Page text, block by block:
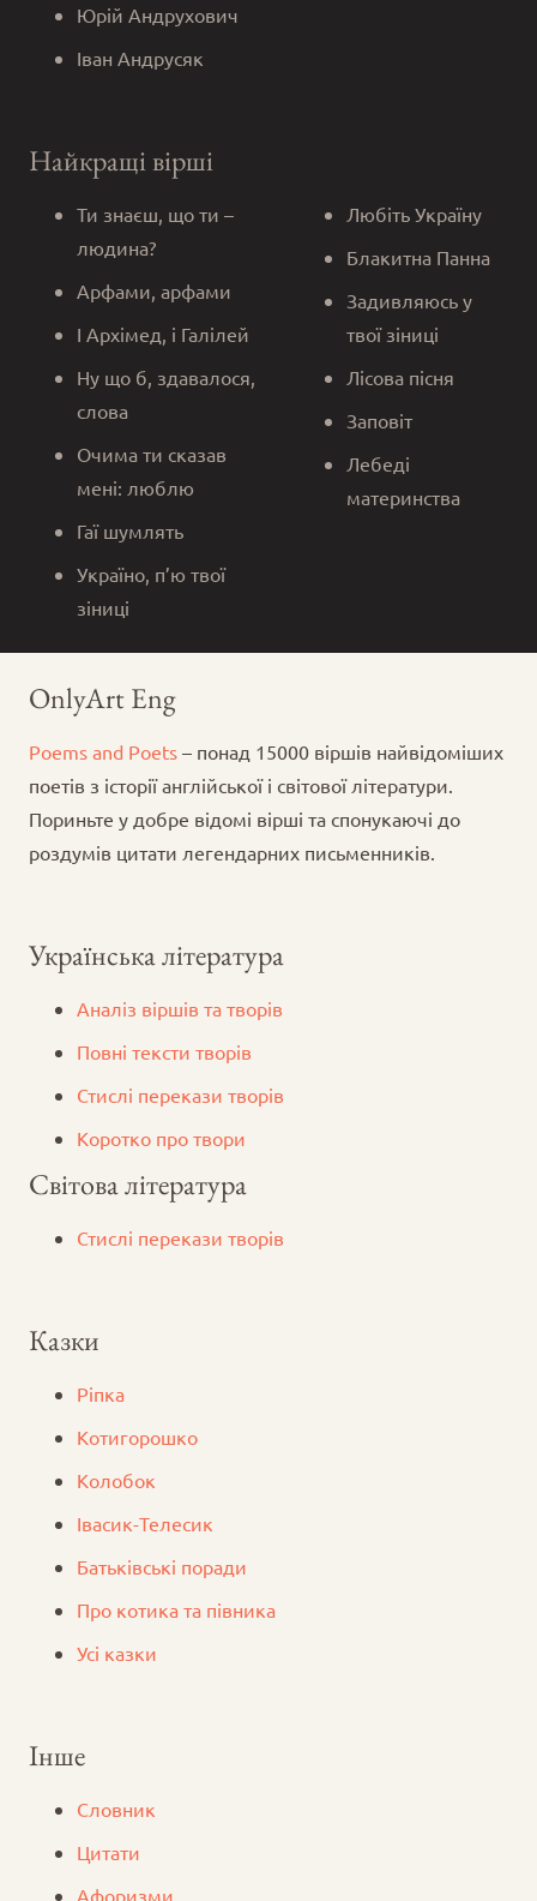
Юрій Андрухович
Іван Андрусяк
Найкращі вірші
Ти знаєш, що ти –
людина?
Арфами, арфами
І Архімед, і Галілей
Ну що б, здавалося,
слова
Очима ти сказав
мені: люблю
Гаї шумлять
Україно, п’ю твої
зіниці
Любіть Україну
Блакитна Панна
Задивляюсь у
твої зіниці
Лісова пісня
Заповіт
Лебеді
материнства
OnlyArt Eng
Poems and Poets – понад 15000 віршів найвідоміших
поетів з історії англійської і світової літератури.
Пориньте у добре відомі вірші та спонукаючі до
роздумів цитати легендарних письменників.
Українська література
Аналіз віршів та творів
Повні тексти творів
Стислі перекази творів
Коротко про твори
Світова література
Стислі перекази творів
Казки
Ріпка
Котигорошко
Колобок
Iвасик-Телесик
Батьківські поради
Про котика та півника
Усі казки
Інше
Словник
Цитати
Афоризми